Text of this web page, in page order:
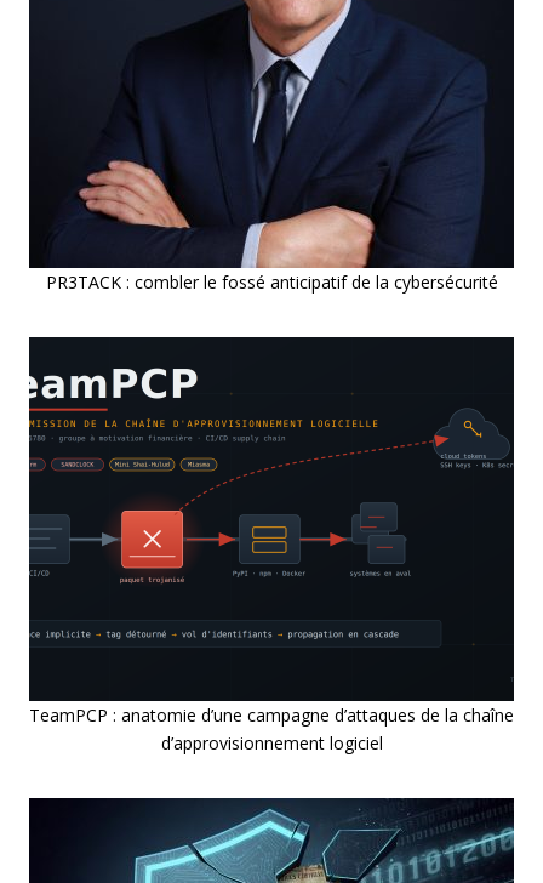
PR3TACK : combler le fossé anticipatif de la cybersécurité
TeamPCP : anatomie d’une campagne d’attaques de la chaîne
d’approvisionnement logiciel